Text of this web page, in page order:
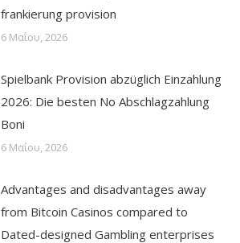
frankierung provision
6 Μαΐου, 2026
Spielbank Provision abzüglich Einzahlung
2026: Die besten No Abschlagzahlung
Boni
6 Μαΐου, 2026
Advantages and disadvantages away
from Bitcoin Casinos compared to
Dated-designed Gambling enterprises